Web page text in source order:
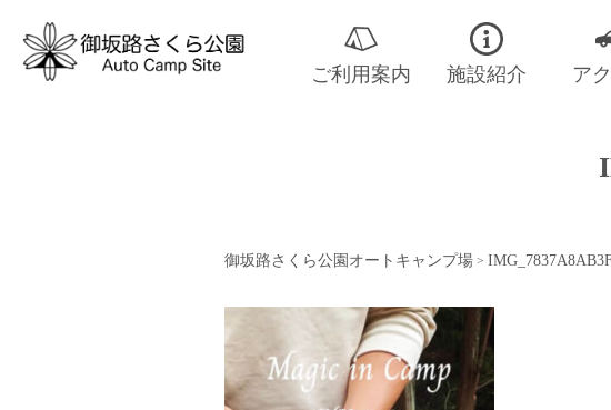
ご利用案内 施設紹介 ア
御坂路さくら公園オートキャンプ場>